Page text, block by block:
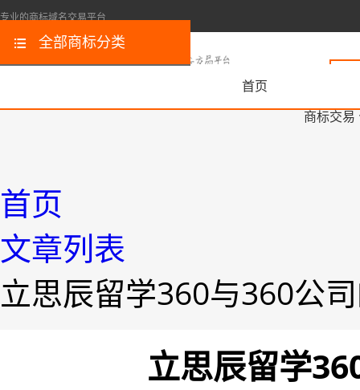
专业的商标域名交易平台
首页
商标交易
全部商标分类
首页
文章列表
立思辰留学360与360公
立思辰留学